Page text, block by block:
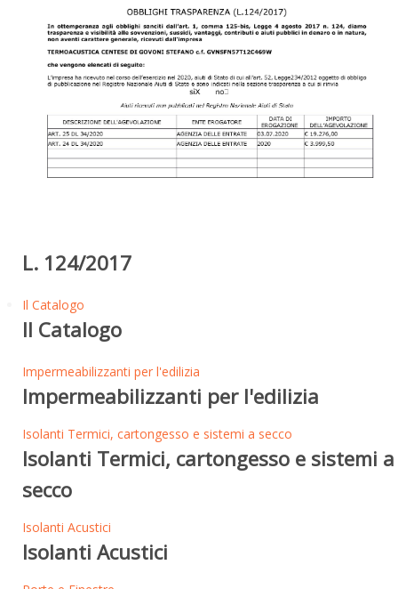
L. 124/2017
Il Catalogo
Il Catalogo
Impermeabilizzanti per l'edilizia
Impermeabilizzanti per l'edilizia
Isolanti Termici, cartongesso e sistemi a secco
Isolanti Termici, cartongesso e sistemi a
secco
Isolanti Acustici
Isolanti Acustici